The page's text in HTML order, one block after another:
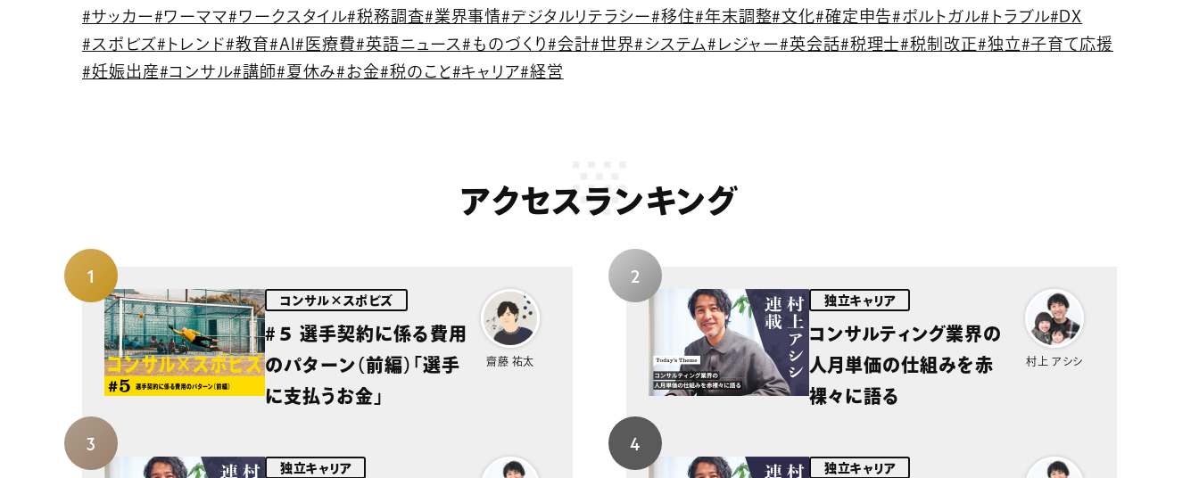
#サッカー#ワーママ#ワークスタイル#税務調査#業界事情#デジタルリテラシー#移住#年末調整#文化#確定申告#ポルトガル#トラブル#DX
#スポビズ#トレンド#教育#AI#医療費#英語ニュース#ものづくり#会計#世界#システム#レジャー#英会話#税理士#税制改正#独立#子育て応援
#妊娠出産#コンサル#講師#夏休み#お金#税のこと#キャリア#経営
アクセスランキング
齋藤 祐太
コンサル×スポビズ
#５ 選手契約に係る費用
のパターン（前編）「選手
に支払うお金」
村上 アシシ
独立キャリア
コンサルティング業界の
人月単価の仕組みを赤
裸々に語る
独立キャリア 独立キャリア